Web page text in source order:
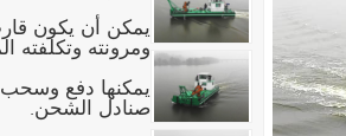
ومرونته وتكلفته
يمكنها دفع
صنادل الشحن.